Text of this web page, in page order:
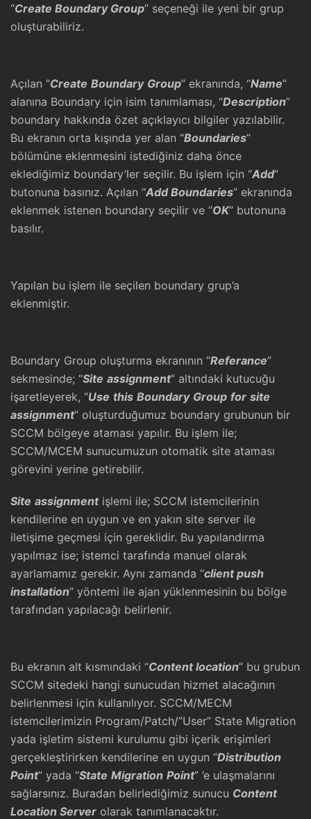
“Create Boundary Group” seçeneği ile yeni bir grup
oluşturabiliriz.
Açılan “Create Boundary Group” ekranında, “Name”
alanına Boundary için isim tanımlaması, “Description”
boundary hakkında özet açıklayıcı bilgiler yazılabilir.
Bu ekranın orta kışında yer alan “Boundaries”
bölümüne eklenmesini istediğiniz daha önce
eklediğimiz boundary’ler seçilir. Bu işlem için “Add”
butonuna basınız. Açılan “Add Boundaries” ekranında
eklenmek istenen boundary seçilir ve “OK” butonuna
basılır.
Yapılan bu işlem ile seçilen boundary grup’a
eklenmiştir.
Boundary Group oluşturma ekranının “Referance”
sekmesinde; “Site assignment” altındaki kutucuğu
işaretleyerek, “Use this Boundary Group for site
assignment” oluşturduğumuz boundary grubunun bir
SCCM bölgeye ataması yapılır. Bu işlem ile;
SCCM/MCEM sunucumuzun otomatik site ataması
görevini yerine getirebilir.
Site assignmentişlemi ile; SCCM istemcilerinin
kendilerine en uygun ve en yakın site server ile
iletişime geçmesi için gereklidir. Bu yapılandırma
yapılmaz ise; istemci tarafında manuel olarak
ayarlamamız gerekir. Aynı zamanda “client push
installation” yöntemi ile ajan yüklenmesinin bu bölge
tarafından yapılacağı belirlenir.
Bu ekranın alt kısmındaki “Content location” bu grubun
SCCM sitedeki hangi sunucudan hizmet alacağının
belirlenmesi için kullanılıyor. SCCM/MECM
istemcilerimizin Program/Patch/”User” State Migration
yada işletim sistemi kurulumu gibi içerik erişimleri
gerçekleştirirken kendilerine en uygun “Distribution
Point” yada “State Migration Point” ’e ulaşmalarını
sağlarsınız. Buradan belirlediğimiz sunucu Content
Location Server olarak tanımlanacaktır.